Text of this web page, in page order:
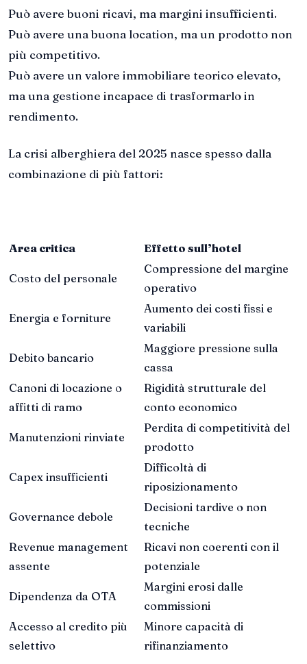
Può avere buoni ricavi, ma margini insufficienti.
Può avere una buona location, ma un prodotto non
più competitivo.
Può avere un valore immobiliare teorico elevato,
ma una gestione incapace di trasformarlo in
rendimento.
La crisi alberghiera del 2025 nasce spesso dalla
combinazione di più fattori:
Area critica Effetto sull’hotel
Costo del personale
Compressione del margine
operativo
Energia e forniture
Aumento dei costi fissi e
variabili
Debito bancario
Maggiore pressione sulla
cassa
Canoni di locazione o
affitti di ramo
Rigidità strutturale del
conto economico
Manutenzioni rinviate
Perdita di competitività del
prodotto
Capex insufficienti
Difficoltà di
riposizionamento
Governance debole
Decisioni tardive o non
tecniche
Revenue management
assente
Ricavi non coerenti con il
potenziale
Dipendenza da OTA
Margini erosi dalle
commissioni
Accesso al credito più
selettivo
Minore capacità di
rifinanziamento